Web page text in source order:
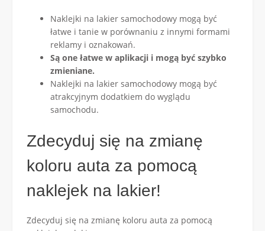
Naklejki na lakier samochodowy mogą być
łatwe i tanie w porównaniu z innymi formami
reklamy i oznakowań.
Są one łatwe w aplikacji i mogą być szybko
zmieniane.
Naklejki na lakier samochodowy mogą być
atrakcyjnym dodatkiem do wyglądu
samochodu.
Zdecyduj się na zmianę
koloru auta za pomocą
naklejek na lakier!
Zdecyduj się na zmianę koloru auta za pomocą